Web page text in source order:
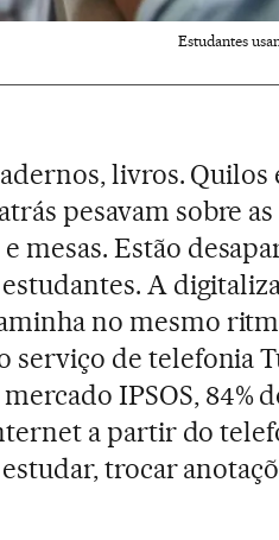
Estudantes
livros. Quilos
pesavam sobre as
mesas. Estão
A
no mesmo
serviço de telefonia
IPSOS, 84%
a partir do
trocar